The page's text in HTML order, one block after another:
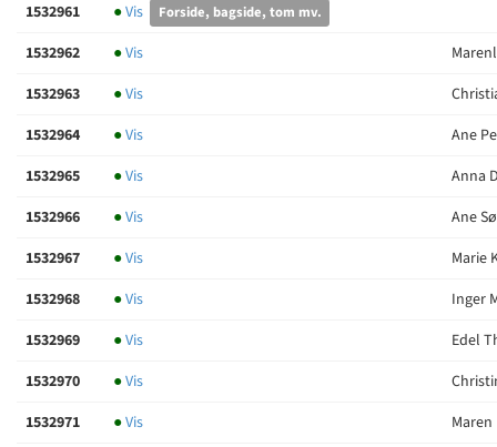
1532961 ●Vis Forside, bagside, tom mv.
1532962 ●Vis
1532963
●Vis
1532964
●Vis
Ane
1532965
●Vis
Anna
1532966
●Vis
Ane
1532967
●Vis
Marie
1532968
●Vis
Inger
1532969
●Vis
Edel
1532970
●Vis
1532971
●Vis